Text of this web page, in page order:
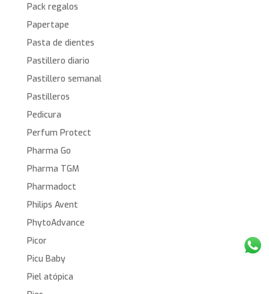
Pack regalos
Papertape
Pasta de dientes
Pastillero diario
Pastillero semanal
Pastilleros
Pedicura
Perfum Protect
Pharma Go
Pharma TGM
Pharmadoct
Philips Avent
PhytoAdvance
Picor
Picu Baby
Piel atópica